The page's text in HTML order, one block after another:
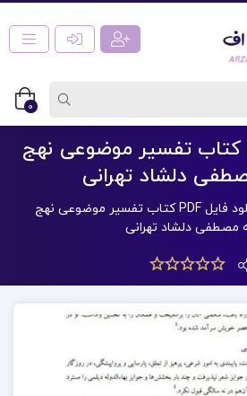
0
دانلود فایل PDF کتاب تفسیر موضوعی نهج
دلشاد تهرانی
دانلود فایل PDF کتاب تفسیر موضوعی نهج
مصطفی دلشاد تهرانی